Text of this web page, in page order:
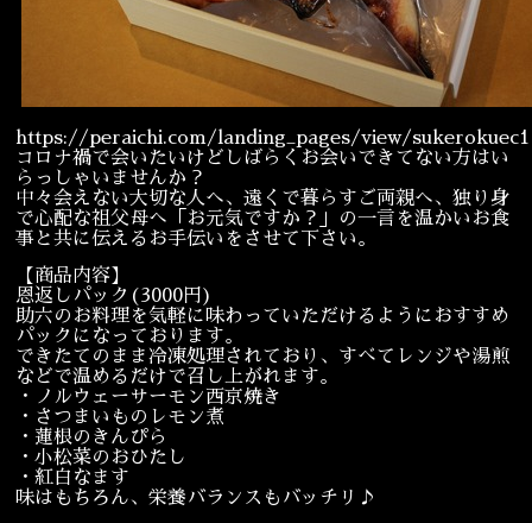
https://peraichi.com/landing_pages/view/sukerokuec1
コロナ禍で会いたいけどしばらくお会いできてない方はい
らっしゃいませんか？
中々会えない大切な人へ、遠くで暮らすご両親へ、独り身
で心配な祖父母へ「お元気ですか？」の一言を温かいお食
事と共に伝えるお手伝いをさせて下さい。
【商品内容】
恩返しパック(3000円)
助六のお料理を気軽に味わっていただけるようにおすすめ
パックになっております。
できたてのまま冷凍処理されており、すべてレンジや湯煎
などで温めるだけで召し上がれます。
・ノルウェーサーモン西京焼き
・さつまいものレモン煮
・蓮根のきんぴら
・小松菜のおひたし
・紅白なます
味はもちろん、栄養バランスもバッチリ♪